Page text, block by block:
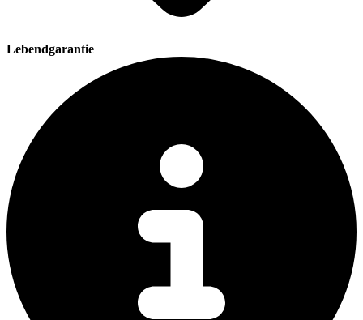
Lebendgarantie